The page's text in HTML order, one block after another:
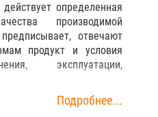
определенная
производимой
отвечают
продукт и условия
эксплуатации,
Подробнее...